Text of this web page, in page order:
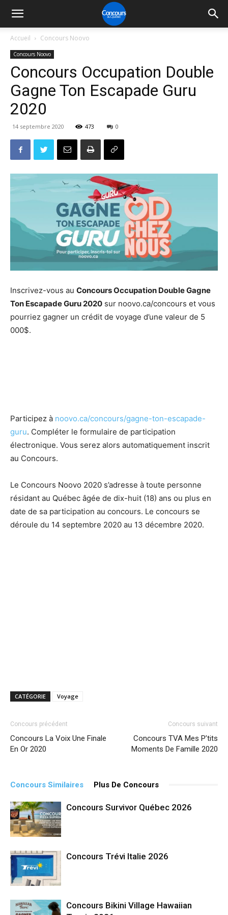
Accueil Concours Noovo
Concours Noovo
Concours Occupation Double
Gagne Ton Escapade Guru
2020
14 septembre 2020 473 0
Inscrivez-vous au Concours Occupation Double Gagne
Ton Escapade Guru 2020 sur noovo.ca/concours et vous
pourriez gagner un crédit de voyage d’une valeur de 5
000$.
Participez à noovo.ca/concours/gagne-ton-escapade-
guru. Compléter le formulaire de participation
électronique. Vous serez alors automatiquement inscrit
au Concours.
Le Concours Noovo 2020 s’adresse à toute personne
résidant au Québec âgée de dix-huit (18) ans ou plus en
date de sa participation au concours. Le concours se
déroule du 14 septembre 2020 au 13 décembre 2020.
CATÉGORIE Voyage
Concours précédent
Concours La Voix Une Finale
En Or 2020
Concours suivant
Concours TVA Mes P’tits
Moments De Famille 2020
Concours Similaires Plus De Concours
Concours Survivor Québec 2026
Concours Trévi Italie 2026
Concours Bikini Village Hawaiian